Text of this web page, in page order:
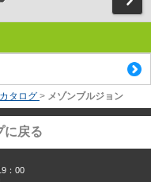
タログ > メゾンブルジョン
に戻る
：00